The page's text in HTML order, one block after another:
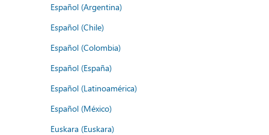
Español (Argentina)
Español (Chile)
Español (Colombia)
Español (España)
Español (Latinoamérica)
Español (México)
Euskara (Euskara)